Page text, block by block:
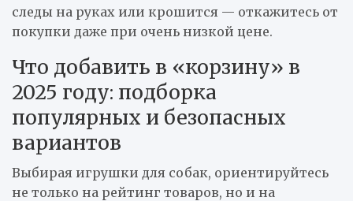
следы на руках или крошится — откажитесь от
покупки даже при очень низкой цене.
Что добавить в «корзину» в
2025 году: подборка
популярных и безопасных
вариантов
Выбирая игрушки для собак, ориентируйтесь
не только на рейтинг товаров, но и на